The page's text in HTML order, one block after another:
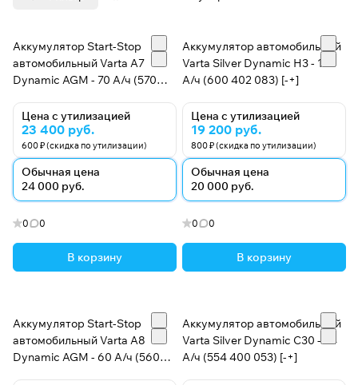
Аккумулятор Start-Stop
автомобильный Varta A7
Dynamic AGM - 70 А/ч (570
Цена с утилизацией
23 400 руб.
600 ₽ (скидка по утилизации)
Обычная цена
24 000 руб.
0 0
В корзину
Аккумулятор автомобильный
Varta Silver Dynamic Н3 - 100
А/ч (600 402 083) [-+]
Цена с утилизацией
19 200 руб.
800 ₽ (скидка по утилизации)
Обычная цена
20 000 руб.
0 0
В корзину
Аккумулятор Start-Stop
автомобильный Varta A8
Dynamic AGM - 60 А/ч (560
Аккумулятор автомобильный
Varta Silver Dynamic C30 - 54
А/ч (554 400 053) [-+]